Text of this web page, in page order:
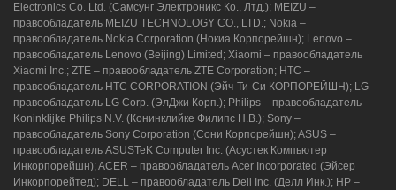
г. Новороссийск, ул. Героев Десантников,
2/3
8 (964) 914-44-74(с 9:00 до 20:00)
Electronics Co. Ltd. (Самсунг Электроникс Ко., Лтд.); MEIZU –
правообладатель MEIZU TECHNOLOGY CO., LTD.; Nokia –
правообладатель Nokia Corporation (Нокиа Корпорейшн); Lenovo –
правообладатель Lenovo (Beijing) Limited; Xiaomi – правообладатель
Xiaomi Inc.; ZTE – правообладатель ZTE Corporation; HTC –
правообладатель HTC CORPORATION (Эйч-Ти-Си КОРПОРЕЙШН); LG –
правообладатель LG Corp. (ЭлДжи Корп.); Philips – правообладатель
Koninklijke Philips N.V. (Конинклийке Филипс Н.В.); Sony –
правообладатель Sony Corporation (Сони Корпорейшн); ASUS –
правообладатель ASUSTeK Computer Inc. (Асустек Компьютер
Инкорпорейшн); ACER – правообладатель Acer Incorporated (Эйсер
Инкорпорейтед); DELL – правообладатель Dell Inc. (Делл Инк.); HP –